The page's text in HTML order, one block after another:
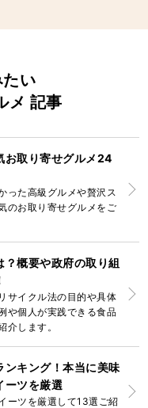
い
メ 記事
お取り寄せグルメ24
った高級グルメや贅沢ス
のお取り寄せグルメをご
概要や政府の取り組
サイクル法の目的や具体
や個人が実践できる食品
介します。
ンキング！本当に美味
ーツを厳選
ーツを厳選して13選ご紹